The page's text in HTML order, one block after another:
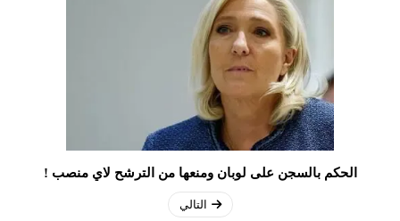
الحكم بالسجن على لوبان ومنعها من الترشح لاي منصب !
التالي